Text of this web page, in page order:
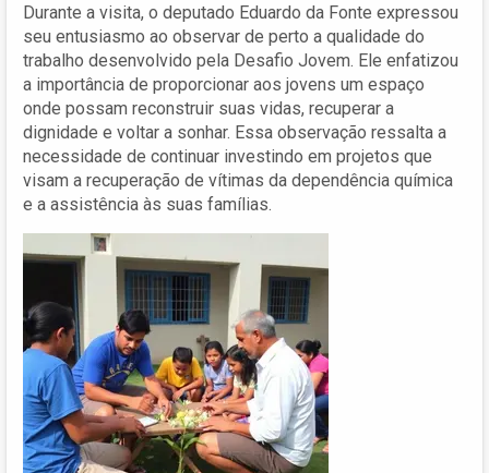
Durante a visita, o deputado Eduardo da Fonte expressou
seu entusiasmo ao observar de perto a qualidade do
trabalho desenvolvido pela Desafio Jovem. Ele enfatizou
a importância de proporcionar aos jovens um espaço
onde possam reconstruir suas vidas, recuperar a
dignidade e voltar a sonhar. Essa observação ressalta a
necessidade de continuar investindo em projetos que
visam a recuperação de vítimas da dependência química
e a assistência às suas famílias.